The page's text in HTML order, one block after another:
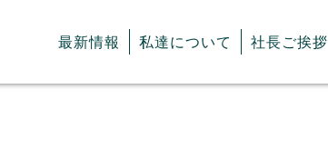
最新情報 私達について 社長ご挨拶